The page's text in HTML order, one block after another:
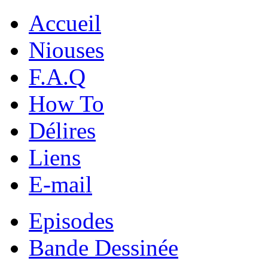
Accueil
Niouses
F.A.Q
How To
Délires
Liens
E-mail
Episodes
Bande Dessinée